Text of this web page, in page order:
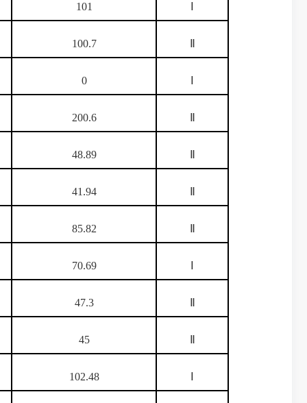
101
100.7
0
200.6
48.89
41.94
85.82
70.69
47.3
45
102.48